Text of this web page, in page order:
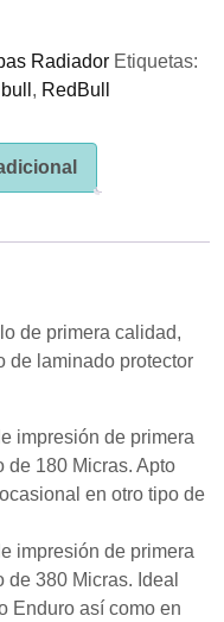
Radiador Etiquetas:
, RedBull
de primera calidad,
de laminado protector
impresión de primera
de 180 Micras. Apto
en otro tipo de
impresión de primera
380 Micras. Ideal
Enduro así como en